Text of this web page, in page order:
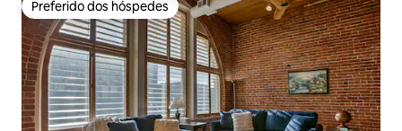
Preferido dos hóspedes
Preferido dos hóspedes